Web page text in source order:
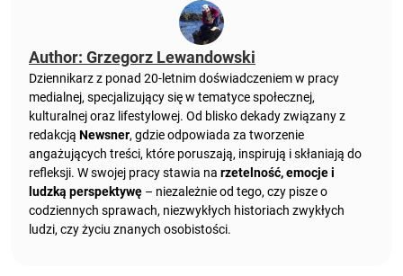
Author: Grzegorz Lewandowski
Dziennikarz z ponad 20-letnim doświadczeniem w pracy
medialnej, specjalizujący się w tematyce społecznej,
kulturalnej oraz lifestylowej. Od blisko dekady związany z
redakcją Newsner, gdzie odpowiada za tworzenie
angażujących treści, które poruszają, inspirują i skłaniają do
refleksji. W swojej pracy stawia na rzetelność, emocje i
ludzką perspektywę – niezależnie od tego, czy pisze o
codziennych sprawach, niezwykłych historiach zwykłych
ludzi, czy życiu znanych osobistości.